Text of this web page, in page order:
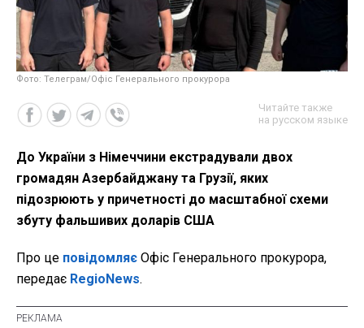
Фото: Телеграм/Офіс Генерального прокурора
Читайте также
на русском языке
До України з Німеччини екстрадували двох
громадян Азербайджану та Грузії, яких
підозрюють у причетності до масштабної схеми
збуту фальшивих доларів США
Про це повідомляє Офіс Генерального прокурора,
передає RegioNews.